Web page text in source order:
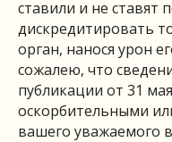
ставили и не ставят
дискредитировать
орган, нанося урон
сожалею, что
публикации от 31
оскорбительными
вашего уважаемого